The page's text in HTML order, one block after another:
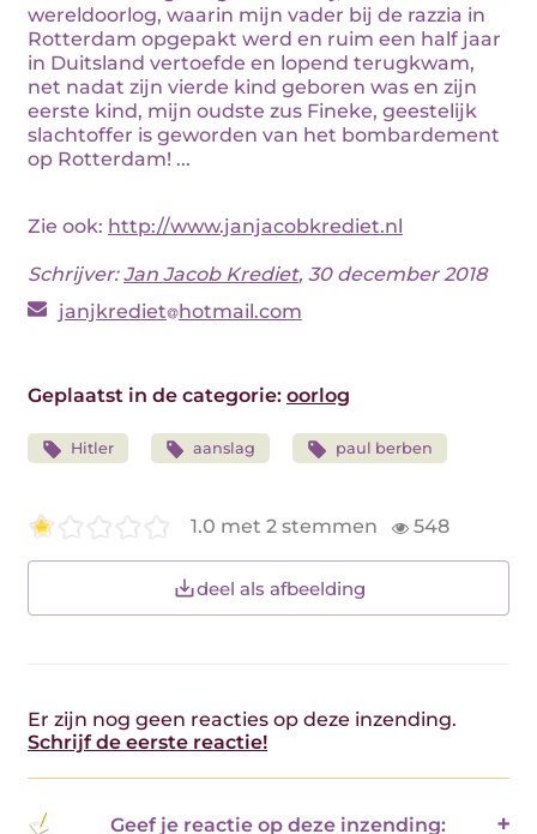
wereldoorlog, waarin mijn vader bij de razzia in
Rotterdam opgepakt werd en ruim een half jaar
in Duitsland vertoefde en lopend terugkwam,
net nadat zijn vierde kind geboren was en zijn
eerste kind, mijn oudste zus Fineke, geestelijk
slachtoffer is geworden van het bombardement
op Rotterdam! ...
Zie ook: http://www.janjacobkrediet.nl
Schrijver:Jan Jacob Krediet, 30 december 2018
janjkrediet hotmail.com
Geplaatst in de categorie: oorlog
Hitler aanslag paul berben
1.0 met 2 stemmen 548
deel als afbeelding
Er zijn nog geen reacties op deze inzending.
Schrijf de eerste reactie!
Geef je reactie op deze inzending: